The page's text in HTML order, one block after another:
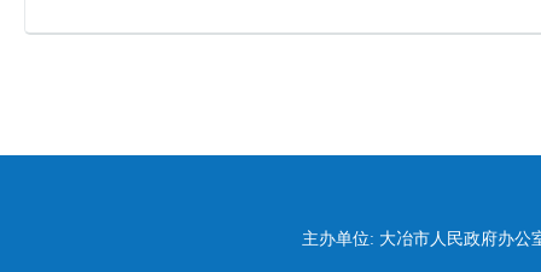
主办单位: 大冶市人民政府办公